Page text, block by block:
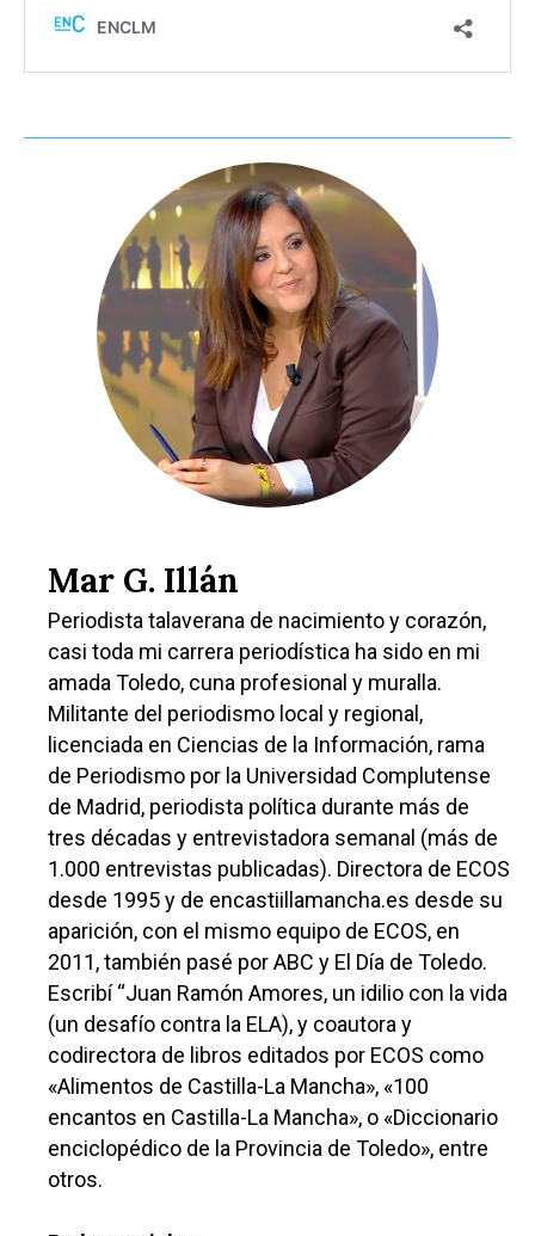
Mar G. Illán
Periodista talaverana de nacimiento y corazón,
casi toda mi carrera periodística ha sido en mi
amada Toledo, cuna profesional y muralla.
Militante del periodismo local y regional,
licenciada en Ciencias de la Información, rama
de Periodismo por la Universidad Complutense
de Madrid, periodista política durante más de
tres décadas y entrevistadora semanal (más de
1.000 entrevistas publicadas). Directora de ECOS
desde 1995 y de encastiillamancha.es desde su
aparición, con el mismo equipo de ECOS, en
2011, también pasé por ABC y El Día de Toledo.
Escribí “Juan Ramón Amores, un idilio con la vida
(un desafío contra la ELA), y coautora y
codirectora de libros editados por ECOS como
«Alimentos de Castilla-La Mancha», «100
encantos en Castilla-La Mancha», o «Diccionario
enciclopédico de la Provincia de Toledo», entre
otros.